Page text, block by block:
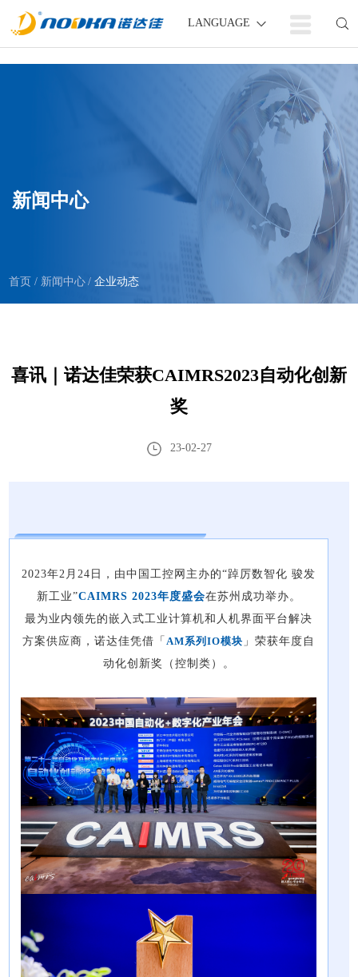
LANGUAGE
新闻中心
首页 新闻中心 企业动态
喜讯｜诺达佳荣获CAIMRS2023自动化创新
奖
23-02-27
2023年2月24日，由中国工控网主办的“踔厉数智化 骏发
新工业”CAIMRS 2023年度盛会在苏州成功举办。
最为业内领先的嵌入式工业计算机和人机界面平台解决
方案供应商，诺达佳凭借「AM系列IO模块 」荣获年度自
动化创新奖（控制类）。